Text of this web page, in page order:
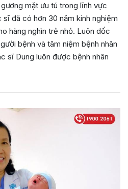
mặt ưu tú trong lĩnh vực
sĩ đã có hơn 30 năm kinh nghiệm
hàng nghìn trẻ nhỏ. Luôn dốc
bệnh và tâm niệm bệnh nhân
sĩ Dung luôn được bệnh nhân